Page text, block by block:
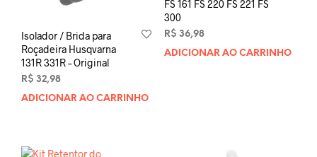
Isolador / Brida para
Roçadeira Husqvarna
131R 331R – Original
R$ 32,98
ADICIONAR AO CARRINHO
FS 161 FS 220 FS 221 FS
300
R$ 36,98
ADICIONAR AO CARRINHO